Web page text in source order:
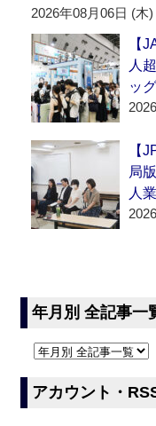
2026年08月06日 (木)
【
人
ッ
【
局
人
年月別 全記事一
アカウント・